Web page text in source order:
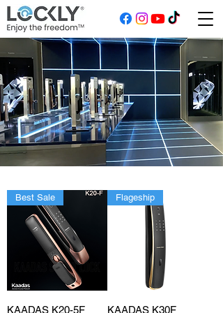
Best Sale
KAADAS K20-5F
Flageship
KAADAS K30F